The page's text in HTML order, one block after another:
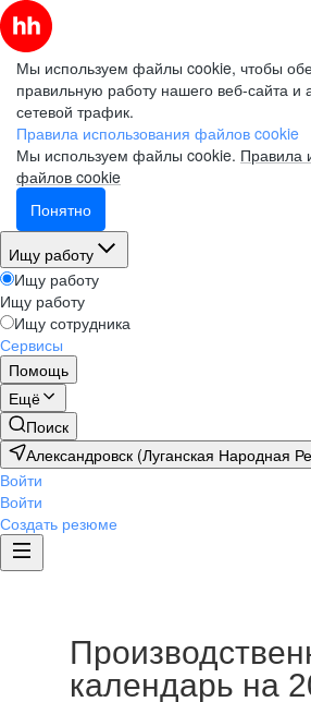
Мы используем файлы cookie, чтобы
правильную работу нашего веб-сайта и
сетевой трафик.
Правила использования файлов cookie
Мы используем файлы cookie. Правила
файлов cookie
Понятно
Ищу работу
Ищу работу
Ищу работу
Ищу сотрудника
Сервисы
Помощь
Ещё
Поиск
Александровск (Луганская Народная
Войти
Войти
Создать резюме
календарь на